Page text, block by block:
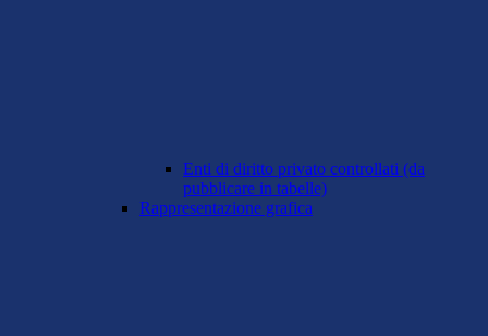
Enti di diritto privato controllati (da
pubblicare in tabelle)
Rappresentazione grafica